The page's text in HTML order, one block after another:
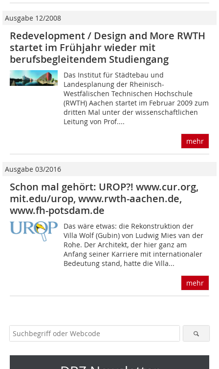
Ausgabe 12/2008
Redevelopment / Design and More RWTH
startet im Frühjahr wieder mit
berufsbegleitendem Studiengang
Das Institut für Städtebau und
Landesplanung der Rheinisch-
Westfälischen Technischen Hochschule
(RWTH) Aachen startet im Februar 2009 zum
dritten Mal unter der wissenschaftlichen
Leitung von Prof....
mehr
Ausgabe 03/2016
Schon mal gehört: UROP?! www.cur.org,
mit.edu/urop, www.rwth-aachen.de,
www.fh-potsdam.de
Das wäre etwas: die Rekonstruktion der
Villa Wolf (Gubin) von Ludwig Mies van der
Rohe. Der Architekt, der hier ganz am
Anfang seiner Karriere mit internationaler
Bedeutung stand, hatte die Villa...
mehr